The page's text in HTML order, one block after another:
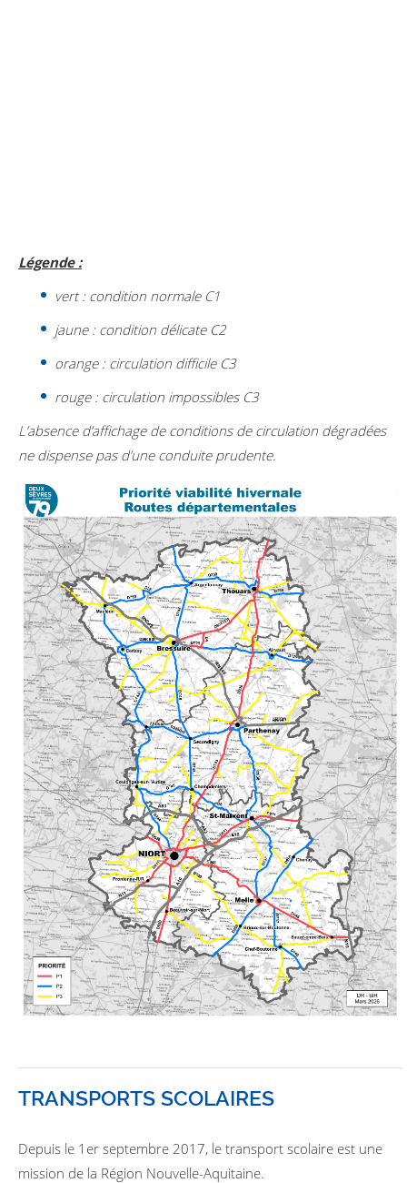
Légende :
vert : condition normale C1
jaune : condition délicate C2
orange : circulation difficile C3
rouge : circulation impossibles C3
L’absence d’affichage de conditions de circulation dégradées
ne dispense pas d’une conduite prudente.
TRANSPORTS SCOLAIRES
Depuis le 1er septembre 2017, le transport scolaire est une
mission de la Région Nouvelle-Aquitaine.